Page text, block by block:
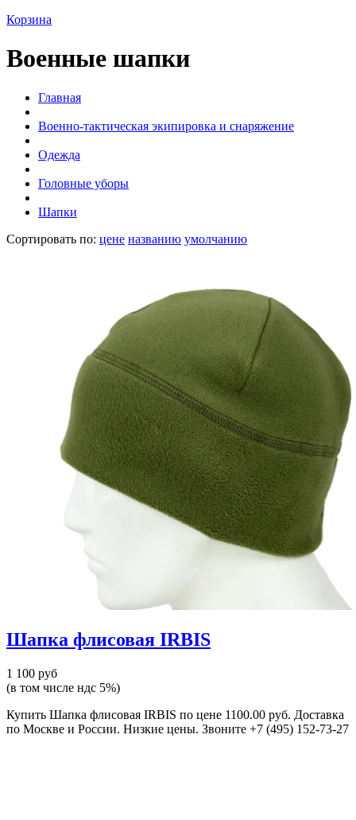
Корзина
Военные шапки
Главная
Военно-тактическая экипировка и снаряжение
Одежда
Головные уборы
Шапки
Сортировать по: цене названию умолчанию
Шапка флисовая IRBIS
1 100 руб
(в том числе ндс 5%)
Купить Шапка флисовая IRBIS по цене 1100.00 руб. Доставка
по Москве и России. Низкие цены. Звоните +7 (495) 152-73-27